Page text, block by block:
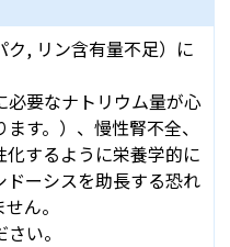
, リン含有量不足）に
要なナトリウム量が心
す。）、慢性腎不全、
するように栄養学的に
ーシスを助長する恐れ
ん。
い。